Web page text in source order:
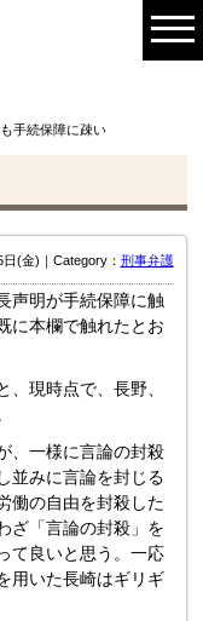
手続保障に疎い
(金)｜Category： 刑事弁護
声明が手続保障に触
に本欄で触れたとお
現時点で、長野、
、一様に言論の封殺
並みに言論を封じる
働の自由を封殺した
ざ「言論の封殺」を
て良いと思う。一応
用いた長崎はギリギ